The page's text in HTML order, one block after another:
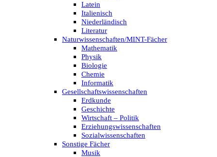
Latein
Italienisch
Niederländisch
Literatur
Naturwissenschaften/MINT-Fächer
Mathematik
Physik
Biologie
Chemie
Informatik
Gesellschaftswissenschaften
Erdkunde
Geschichte
Wirtschaft – Politik
Erziehungswissenschaften
Sozialwissenschaften
Sonstige Fächer
Musik